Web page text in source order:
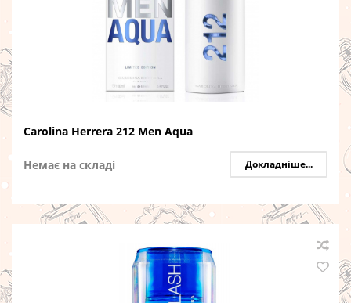
Carolina Herrera 212 Men Aqua
Немає на складі Докладніше...